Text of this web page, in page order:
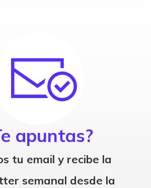
apuntas?
tu email y recibe la
semanal desde la